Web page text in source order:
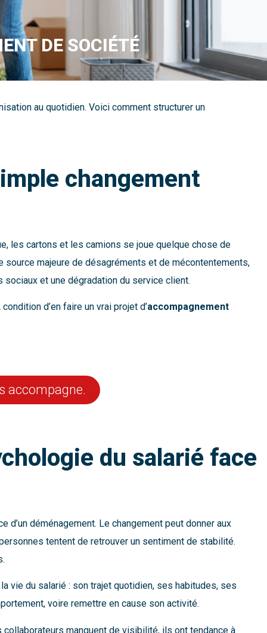
DE SOCIÉTÉ
au quotidien. Voici comment structurer un
changement
les cartons et les camions se joue quelque chose de
source majeure de désagréments et de mécontentements,
et une dégradation du service client.
d’en faire un vrai projet d’accompagnement
accompagne.
du salarié face
déménagement. Le changement peut donner aux
tentent de retrouver un sentiment de stabilité.
vie du salarié : son trajet quotidien, ses habitudes, ses
voire remettre en cause son activité.
manquent de visibilité, ils ont tendance à